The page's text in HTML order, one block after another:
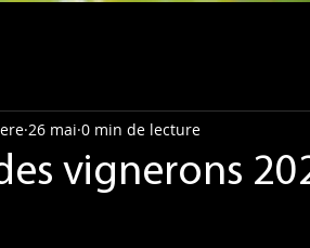
vignerons
26 mai 0 min de lecture